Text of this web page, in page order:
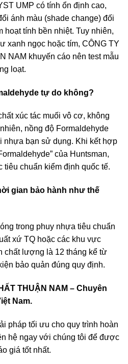
UMP có tính ổn định cao,
ánh màu (shade change) đối
hoạt tính bền nhiệt. Tuy nhiên,
xanh ngọc hoặc tím, CÔNG TY
NAM khuyến cáo nên test mẫu
loạt.
tự do không?
xúc tác muối vô cơ, không
nồng độ Formaldehyde
nhựa bạn sử dụng. Khi kết hợp
của Huntsman,
tiêu chuẩn kiểm định quốc tế.
gian bảo hành như thế
trong phuy nhựa tiêu chuẩn
xứ TQ hoặc các khu vực
chất lượng là 12 tháng kể từ
bảo quản đúng quy định.
THUẬN NAM – Chuyên
Nam.
pháp tối ưu cho quy trình hoàn
hệ ngay với chúng tôi để được
giá tốt nhất.